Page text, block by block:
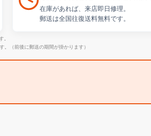
在庫があれば、来店即日修理。
郵送は全国往復送料無料です。
。
（前後に郵送の期間が掛かります）